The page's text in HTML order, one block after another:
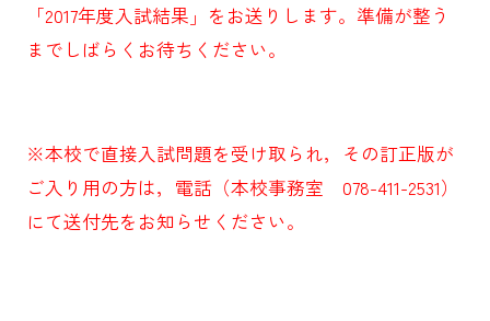
「2017年度入試結果」をお送りします。準備が整う
までしばらくお待ちください。
※本校で直接入試問題を受け取られ，その訂正版が
ご入り用の方は，電話（本校事務室 078-411-2531）
にて送付先をお知らせください。